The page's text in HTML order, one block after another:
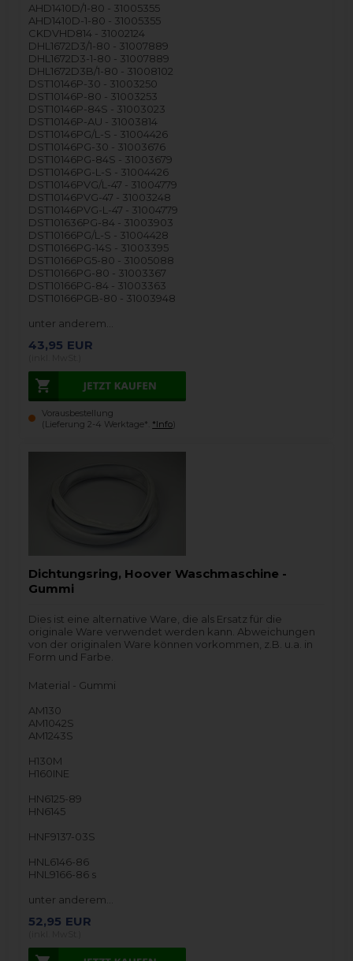
AHD1410D/1-80 - 31005355
AHD1410D-1-80 - 31005355
CKDVHD814 - 31002124
DHL1672D3/1-80 - 31007889
DHL1672D3-1-80 - 31007889
DHL1672D3B/1-80 - 31008102
DST10146P-30 - 31003250
DST10146P-80 - 31003253
DST10146P-84S - 31003023
DST10146P-AU - 31003814
DST10146PG/L-S - 31004426
DST10146PG-30 - 31003676
DST10146PG-84S - 31003679
DST10146PG-L-S - 31004426
DST10146PVG/L-47 - 31004779
DST10146PVG-47 - 31003248
DST10146PVG-L-47 - 31004779
DST101636PG-84 - 31003903
DST10166PG/L-S - 31004428
DST10166PG-14S - 31003395
DST10166PG5-80 - 31005088
DST10166PG-80 - 31003367
DST10166PG-84 - 31003363
DST10166PGB-80 - 31003948
unter anderem…
43,95 EUR
Vorausbestellung
(Lieferung 2-4 Werktage*. *Info)
Dichtungsring, Hoover Waschmaschine -
Gummi
Dies ist eine alternative Ware, die als Ersatz für die
originale Ware verwendet werden kann. Abweichungen
von der originalen Ware können vorkommen, z.B. u.a. in
Form und Farbe.
Material - Gummi
AM130
AM1042S
AM1243S
H130M
H160INE
HN6125-89
HN6145
HNF9137-03S
HNL6146-86
HNL9166-86 s
unter anderem…
52,95 EUR